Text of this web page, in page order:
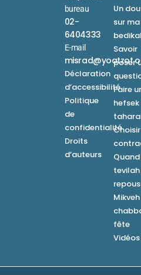
bureau
02-
6404333
E-mail
Déclaration
d’accessibilité
Politique
de
confidentialité
Droits
d’auteurs
Un
sur ma
Savoir
poser
Faire
hefsek
Mikveh
fête
Vidéos